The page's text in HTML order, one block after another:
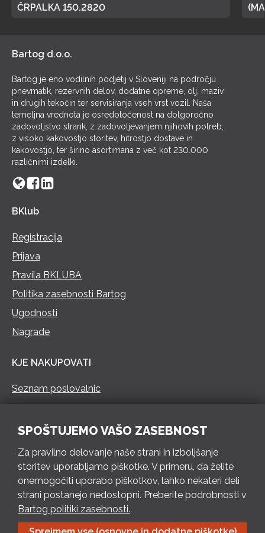
ČRPALKA 150.2820
Bartog d.o.o.
Bartog je eno vodilnih podjetij v Sloveniji na področju
pnevmatik, rezervnih delov, dodatne opreme, olj, maziv
in drugih tekočin ter servisiranja vseh vrst vozil. Naša
temeljna vrednota je osredotočenost na dolgoročno
zadovoljstvo strank, z zadovoljevanjem njihovih potreb,
z visoko kakovostjo storitev, hitrostjo dostave in
kakovostjo, ter širino asortimana z več kot 230.000
različnimi izdelki.
BKlub
Registracija
Prijava
Pravila BKLUBA
Politika zasebnosti Bartog
Ugodnosti
Nagrade
KJE NAKUPOVATI
Seznam poslovalnic
PON – PET 8 – 18 h / SOB 8 – 12 h
Pošlji e-mail
Izpolni kontaktni obrazec
SPOŠTUJEMO VAŠO ZASEBNOST
Za pravilno delovanje naše strani in izboljšanje
storitev uporabljamo piškotke. V primeru, da želite
onemogočiti uporabo piškotkov, lahko nekateri deli
strani postanejo nedostopni. Preberite podrobnosti v
Bartog politiki zasebnosti.